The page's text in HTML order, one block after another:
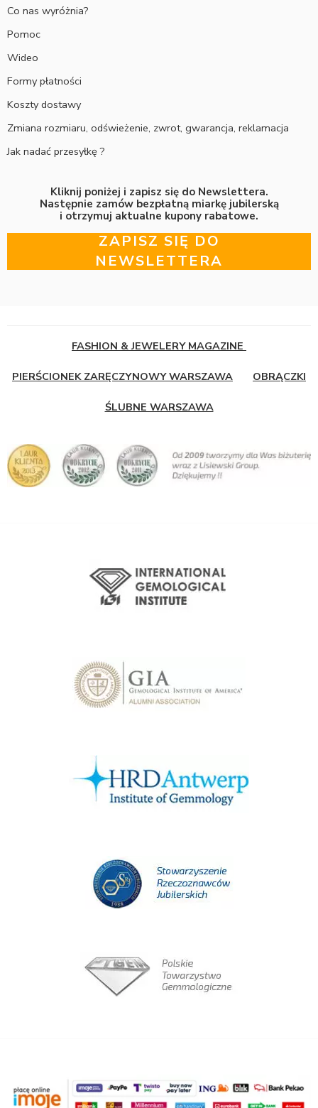
Co nas wyróżnia?
Pomoc
Wideo
Formy płatności
Koszty dostawy
Zmiana rozmiaru, odświeżenie, zwrot, gwarancja, reklamacja
Jak nadać przesyłkę ?
Kliknij poniżej i zapisz się do Newslettera.
Następnie zamów bezpłatną miarkę jubilerską
i otrzymuj aktualne kupony rabatowe.
ZAPISZ SIĘ DO
NEWSLETTERA
FASHION & JEWELERY MAGAZINE
PIERŚCIONEK ZARĘCZYNOWY WARSZAWA OBRĄCZKI
ŚLUBNE WARSZAWA